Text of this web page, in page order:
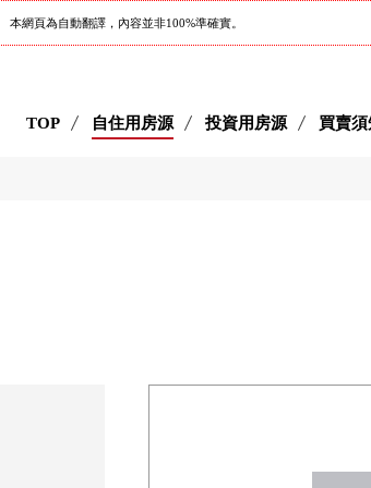
本網頁為自動翻譯，內容並非100%準確實。
TOP 自住用房源 投資用房源 買賣須